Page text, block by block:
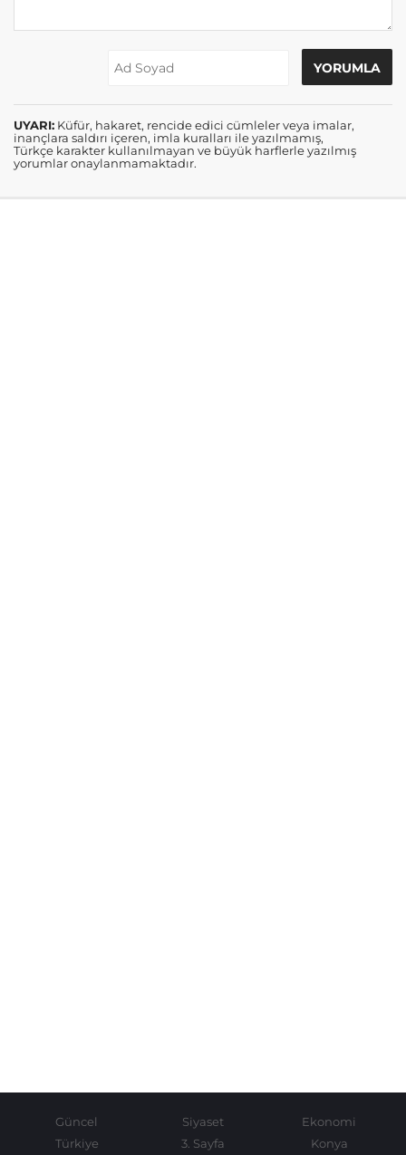
UYARI: Küfür, hakaret, rencide edici cümleler veya imalar,
inançlara saldırı içeren, imla kuralları ile yazılmamış,
Türkçe karakter kullanılmayan ve büyük harflerle yazılmış
yorumlar onaylanmamaktadır.
Güncel Siyaset
Ekonomi
Türkiye
3. Sayfa Konya